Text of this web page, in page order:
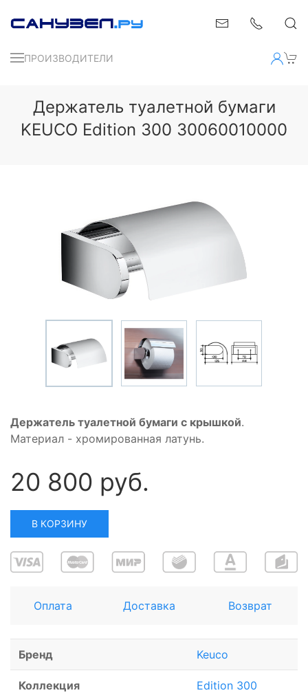
ПРОИЗВОДИТЕЛИ
Держатель туалетной бумаги
KEUCO Edition 300 30060010000
Держатель туалетной бумаги с крышкой.
Материал - хромированная латунь.
20 800 руб.
В КОРЗИНУ
Оплата Доставка Возврат
Бренд Keuco
Коллекция Edition 300